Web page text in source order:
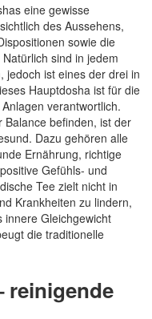
eine gewisse
des Aussehens,
sowie die
sind in jedem
jedoch ist eines der drei in
Hauptdosha ist für die
verantwortlich.
Balance befinden, ist der
Dazu gehören alle
Ernährung, richtige
Gefühls- und
Tee zielt nicht in
Krankheiten zu lindern,
innere Gleichgewicht
die traditionelle
reinigende